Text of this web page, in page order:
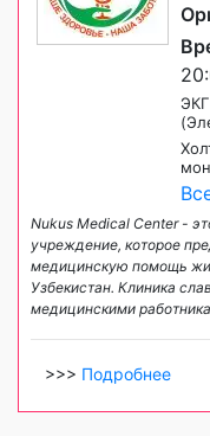
ЭКГ
Nukus Medical Center -
учреждение, которое
медицинскую помощь
Узбекистан. Клиника
медицинскими
>>> Подробнее